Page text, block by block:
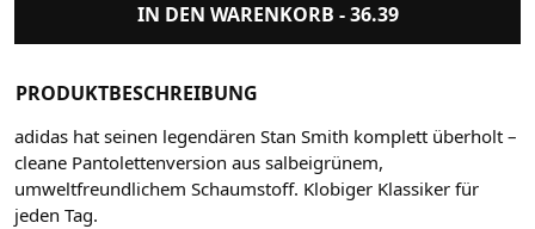
IN DEN WARENKORB -36.39
PRODUKTBESCHREIBUNG
adidas hat seinen legendären Stan Smith komplett überholt –
cleane Pantolettenversion aus salbeigrünem,
umweltfreundlichem Schaumstoff. Klobiger Klassiker für
jeden Tag.